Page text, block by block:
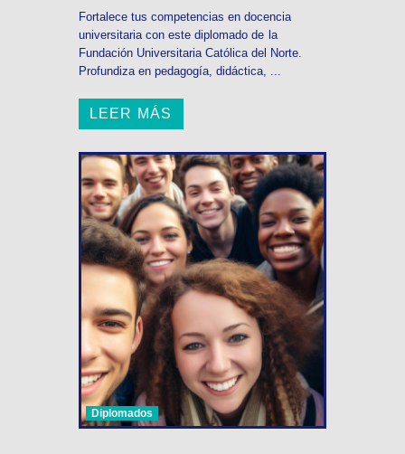
Fortalece tus competencias en docencia
universitaria con este diplomado de la
Fundación Universitaria Católica del Norte.
Profundiza en pedagogía, didáctica, ...
LEER MÁS
Diplomados